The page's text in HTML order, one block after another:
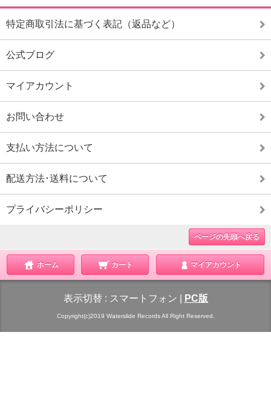
特定商取引法に基づく表記（返品など）
公式ブログ
マイアカウント
お問い合わせ
支払い方法について
配送方法･送料について
プライバシーポリシー
ページの先頭へ戻る
ホーム カート マイアカウント
表示切替 : スマートフォン PC版
Copyright(c)2019 Waterslide Records All Right Reserved.